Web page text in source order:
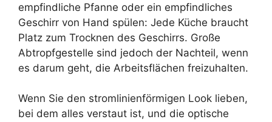
empfindliche Pfanne oder ein empfindliches
Geschirr von Hand spülen: Jede Küche braucht
Platz zum Trocknen des Geschirrs. Große
Abtropfgestelle sind jedoch der Nachteil, wenn
es darum geht, die Arbeitsflächen freizuhalten.
Wenn Sie den stromlinienförmigen Look lieben,
bei dem alles verstaut ist, und die optische